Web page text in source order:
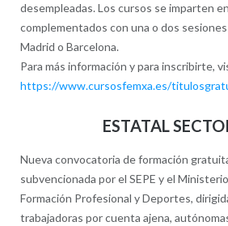
desempleadas. Los cursos se imparten
complementados con una o dos
Madrid o Barcelona.​
Para más información y para inscribirte,
https://www.cursosfemxa.es/
ESTATAL
Nueva convocatoria de formación
subvencionada por el SEPE y el
Formación Profesional y Deportes,
trabajadoras por cuenta ajena,